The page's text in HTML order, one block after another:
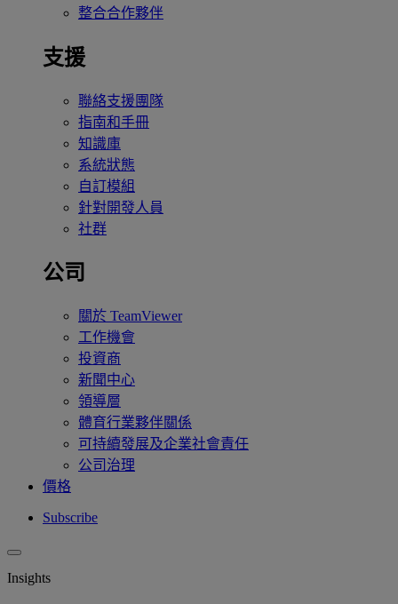
整合合作夥伴
支援
聯絡支援團隊
指南和手冊
知識庫
系統狀態
自訂模組
針對開發人員
社群
公司
關於 TeamViewer
工作機會
投資商
新聞中心
領導層
體育行業夥伴關係
可持續發展及企業社會責任
公司治理
價格
Subscribe
Insights